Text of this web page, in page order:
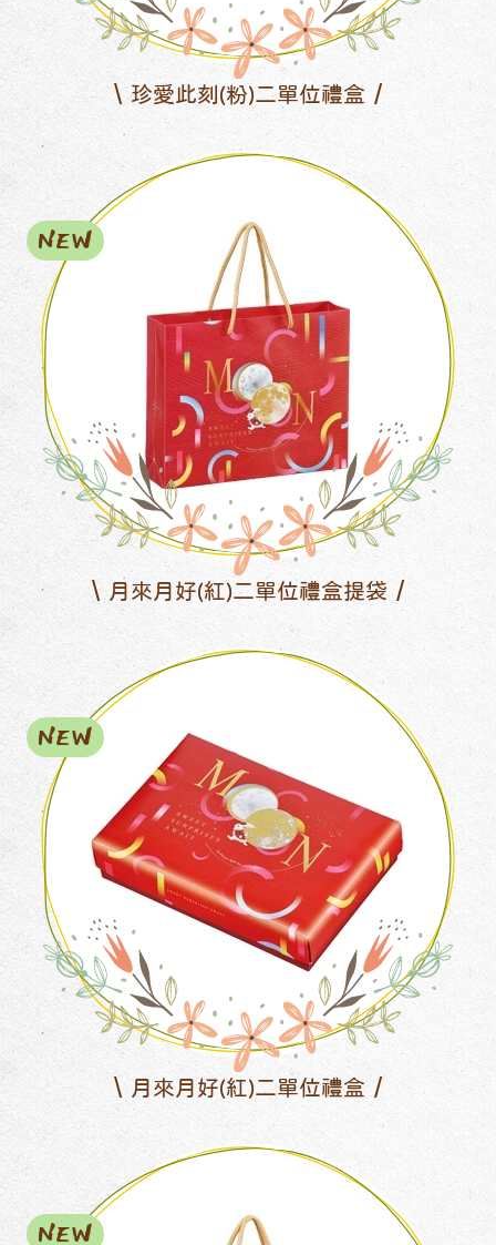
珍愛此刻(粉)二單位禮盒
月來月好(紅)二單位禮盒提袋
NEW
月來月好(紅)二單位禮盒
NEW
NEW